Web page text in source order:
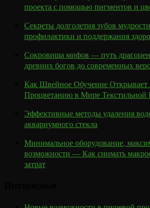
проекта с помощью пигментов и
Секреты долголетия зубов
профилактики и поддержания
Сокровища мифов — путь
древних богов до современных
Как Швейное Обучение Открывает
Процветанию в Мире
Эффективные методы удаления
аквариумного стекла
Минимальное оборудование,
возможности — Как снимать
затрат